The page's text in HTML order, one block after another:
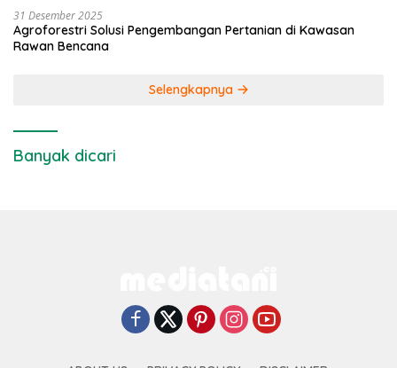
31 Desember 2025
Agroforestri Solusi Pengembangan Pertanian di Kawasan
Rawan Bencana
Selengkapnya
Banyak dicari